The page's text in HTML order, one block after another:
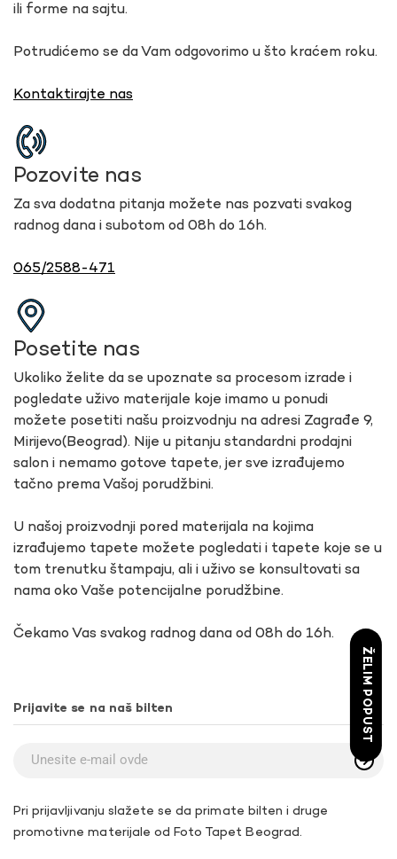
ili forme na sajtu.
Potrudićemo se da Vam odgovorimo u što kraćem roku.
Kontaktirajte nas
Pozovite nas
Za sva dodatna pitanja možete nas pozvati svakog
radnog dana i subotom od 08h do 16h.
065/2588-471
Posetite nas
Ukoliko želite da se upoznate sa procesom izrade i
pogledate uživo materijale koje imamo u ponudi
možete posetiti našu proizvodnju na adresi Zagrađe 9,
Mirijevo(Beograd). Nije u pitanju standardni prodajni
salon i nemamo gotove tapete, jer sve izrađujemo
tačno prema Vašoj porudžbini.
U našoj proizvodnji pored materijala na kojima
izrađujemo tapete možete pogledati i tapete koje se u
tom trenutku štampaju, ali i uživo se konsultovati sa
nama oko Vaše potencijalne porudžbine.
Čekamo Vas svakog radnog dana od 08h do 16h.
Prijavite se na naš bilten
Pri prijavljivanju slažete se da primate bilten i druge
promotivne materijale od Foto Tapet Beograd.
ŽELIM POPUST